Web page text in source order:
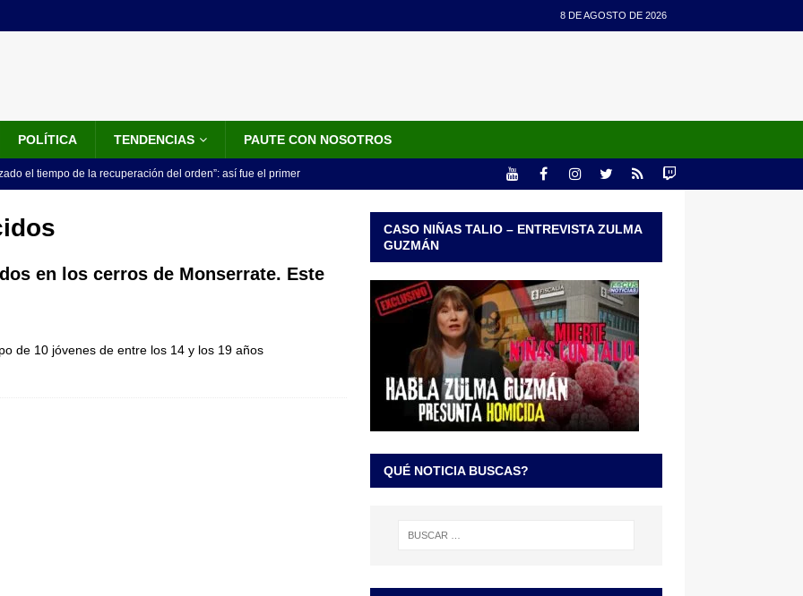
8 DE AGOSTO DE 2026
POLÍTICA TENDENCIAS PAUTE CON NOSOTROS
el tiempo de la recuperación del orden”: así fue el primer
la Espriella ya es presidente de Colombia: recibió la banda
LO ÚLTIMO
en el Cantón Pichincha
no asistirá a la posesión de Abelardo de la Espriella y llama a
en los cerros de Monserrate. Este
de 10 jóvenes de entre los 14 y los 19 años
CASO NIÑAS TALIO – ENTREVISTA ZULMA
GUZMÁN
QUÉ NOTICIA BUSCAS?